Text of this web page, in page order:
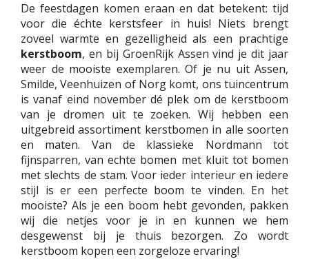
De feestdagen komen eraan en dat betekent: tijd
voor die échte kerstsfeer in huis! Niets brengt
zoveel warmte en gezelligheid als een prachtige
kerstboom, en bij GroenRijk Assen vind je dit jaar
weer de mooiste exemplaren. Of je nu uit Assen,
Smilde, Veenhuizen of Norg komt, ons tuincentrum
is vanaf eind november dé plek om de kerstboom
van je dromen uit te zoeken. Wij hebben een
uitgebreid assortiment kerstbomen in alle soorten
en maten. Van de klassieke Nordmann tot
fijnsparren, van echte bomen met kluit tot bomen
met slechts de stam. Voor ieder interieur en iedere
stijl is er een perfecte boom te vinden. En het
mooiste? Als je een boom hebt gevonden, pakken
wij die netjes voor je in en kunnen we hem
desgewenst bij je thuis bezorgen. Zo wordt
kerstboom kopen een zorgeloze ervaring!